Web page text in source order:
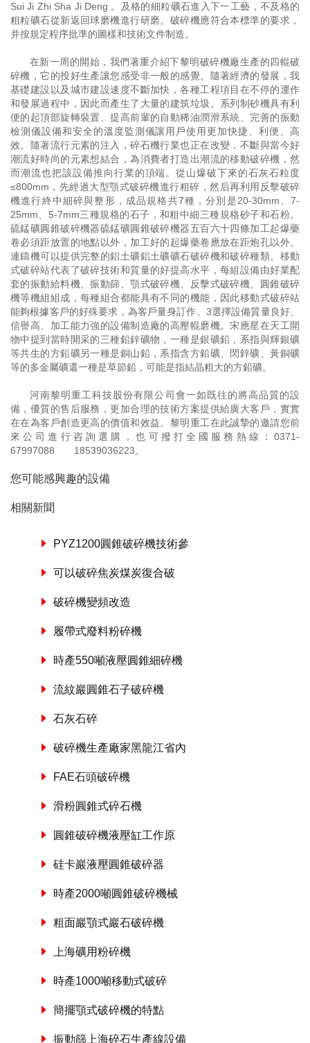
Sui Ji Zhi Sha Ji Deng 。及格的細粒礦石進入下一工藝，不及格的
粗粒礦石從新返回球磨機進行研磨。破碎機應符合本標準的要求，
并按規定程序批準的圖樣和技術文件制造。
在新一周的開始，我們著重介紹下黎明破碎機廠生產的四輥破
碎機，它的投好生產讓您感受非一般的感覺。隨著經濟的發展，我
基礎建設以及城市建設速度不斷加快，各種工程項目在不停的運作
和發展過程中，因此而產生了大量的建筑垃圾。系列制砂機具有利
便的起頂部旋轉裝置、提高前輩的自動稀油潤滑系統、完善的振動
檢測儀設備和安全的溫度監測儀讓用戶使用更加快捷、利便、高
效。隨著流行元素的注入，碎石機行業也正在改變，不斷與當今好
潮流好時尚的元素想結合，為消費者打造出潮流的移動破碎機，然
而潮流也把該設備推向行業的頂端。從山爆破下來的石灰石粒度
≤800mm，先經過大型顎式破碎機進行粗碎，然后再利用反擊破碎
機進行終中細碎與整形，成品規格共7種，分別是20-30mm、7-
25mm、5-7mm三種規格的石子，和粗中細三種規格砂子和石粉。
硫錳礦圓錐破碎機器硫錳礦圓錐破碎機器五百六十四條加工起爆藥
卷必須距放置的地點以外，加工好的起爆藥卷應放在距炮孔以外。
連鑄機可以提供完整的鋁土礦鋁土礦礦石破碎機和破碎種類。移動
式破碎站代表了破碎技術和質量的好提高水平，每組設備由好業配
套的振動給料機、振動篩、顎式破碎機、反擊式破碎機、圓錐破碎
機等機組組成，每種組合都能具有不同的機能，因此移動式破碎站
能夠根據客戶的好殊要求，為客戶量身訂作。3選擇設備質量良好、
信譽高、加工能力強的設備制造廠的高壓輥磨機。宋應星在天工開
物中提到當時開采的三種鉛鋅礦物，一種是銀礦鉛，系指與輝銀礦
等共生的方鉛礦另一種是銅山鉛，系指含方鉛礦、閃鋅礦、黃銅礦
等的多金屬礦還一種是草節鉛，可能是指結晶粗大的方鉛礦。
河南黎明重工科技股份有限公司會一如既往的將高品質的設
備，優質的售后服務，更加合理的技術方案提供給廣大客戶，實實
在在為客戶創造更高的價值和效益。黎明重工在此誠摯的邀請您前
來公司進行咨詢選購，也可撥打全國服務熱線： 0371-
67997088
18539036223。
您可能感興趣的設備
相關新聞
PYZ1200圓錐破碎機技術參
可以破碎焦炭煤炭復合破
破碎機變頻改造
履帶式廢料粉碎機
時產550噸液壓圓錐細碎機
流紋巖圓錐石子破碎機
石灰石碎
破碎機生產廠家黑龍江省內
FAE石頭破碎機
滑粉圓錐式碎石機
圓錐破碎機液壓缸工作原
硅卡巖液壓圓錐破碎器
時產2000噸圓錐破碎機械
粗面巖顎式巖石破碎機
上海礦用粉碎機
時產1000噸移動式破碎
簡擺顎式破碎機的特點
振動篩上海碎石生產線設備